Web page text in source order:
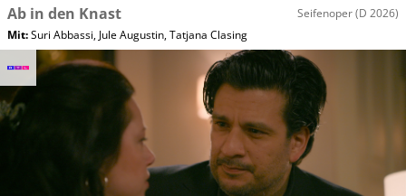
Ab in den Knast Seifenoper(D 2026)
Mit:Suri Abbassi, Jule Augustin,Tatjana Clasing